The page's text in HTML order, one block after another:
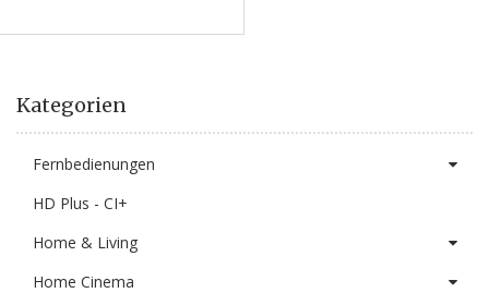
Kategorien
Fernbedienungen
HD Plus - CI+
Home & Living
Home Cinema